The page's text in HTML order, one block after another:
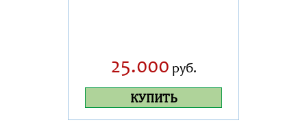
25.000 руб.
КУПИТЬ